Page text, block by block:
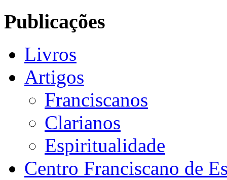
Publicações
Livros
Artigos
Franciscanos
Clarianos
Espiritualidade
Centro Franciscano de